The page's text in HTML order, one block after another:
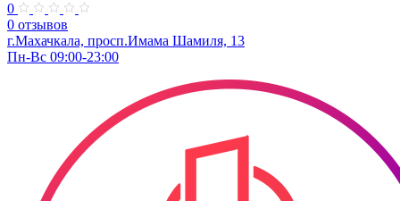
0
0 отзывов
г.Махачкала, просп.Имама Шамиля, 13
Пн-Вс 09:00-23:00